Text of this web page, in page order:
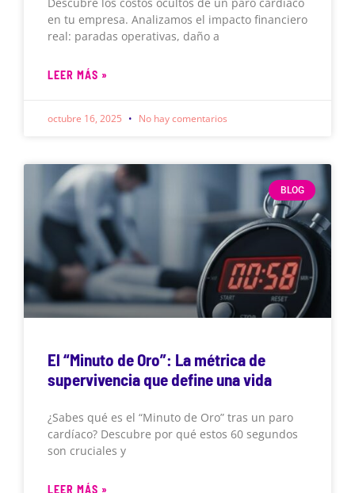
en tu empresa. Analizamos el impacto financiero
real: paradas operativas, daño a
LEER MÁS »
octubre 16, 2025 No hay comentarios
BLOG
El “Minuto de Oro”: La métrica de
supervivencia que define una vida
¿Sabes qué es el “Minuto de Oro” tras un paro
cardíaco? Descubre por qué estos 60 segundos
son cruciales y
LEER MÁS »